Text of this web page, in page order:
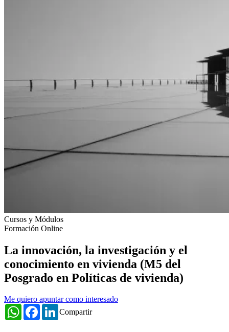
Cursos y Módulos
Formación Online
La innovación, la investigación y el
conocimiento en vivienda (M5 del
Posgrado en Políticas de vivienda)
Me quiero apuntar como interesado
Compartir
WhatsAppFacebookLinkedIn